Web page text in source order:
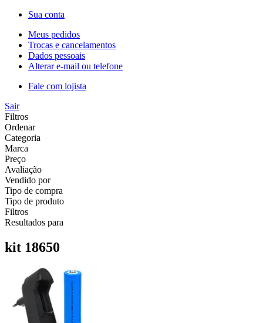
Sua conta
Meus pedidos
Trocas e cancelamentos
Dados pessoais
Alterar e-mail ou telefone
Fale com lojista
Sair
Filtros
Ordenar
Categoria
Marca
Preço
Avaliação
Vendido por
Tipo de compra
Tipo de produto
Filtros
Resultados para
kit 18650